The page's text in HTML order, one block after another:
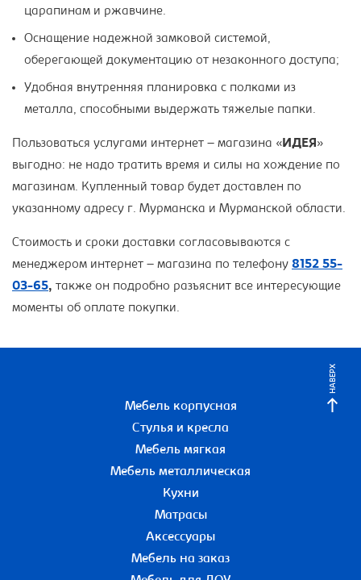
царапинам и ржавчине.
Оснащение надежной замковой системой,
оберегающей документацию от незаконного доступа;
Удобная внутренняя планировка с полками из
металла, способными выдержать тяжелые папки.
Пользоваться услугами интернет – магазина «ИДЕЯ»
выгодно: не надо тратить время и силы на хождение по
магазинам. Купленный товар будет доставлен по
указанному адресу г. Мурманска и Мурманской области.
Стоимость и сроки доставки согласовываются с
менеджером интернет – магазина по телефону 8152 55-
03-65, также он подробно разъяснит все интересующие
моменты об оплате покупки.
НАВЕРХ
Мебель корпусная
Стулья и кресла
Мебель мягкая
Мебель металлическая
Кухни
Матрасы
Аксессуары
Мебель на заказ